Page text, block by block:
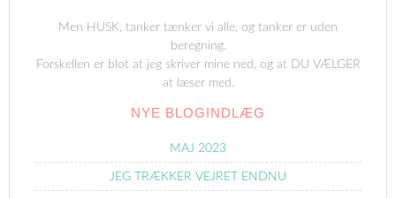
Men HUSK, tanker tænker vi alle, og tanker er uden
beregning.
Forskellen er blot at jeg skriver mine ned, og at DU VÆLGER
at læser med.
NYE BLOGINDLÆG
MAJ 2023
JEG TRÆKKER VEJRET ENDNU